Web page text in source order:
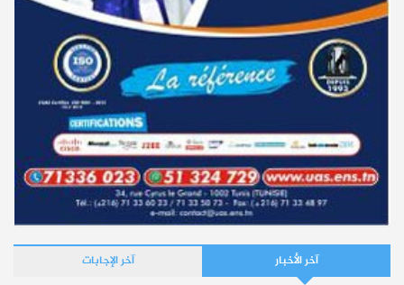
آخر الأخبار آخر الإجابات